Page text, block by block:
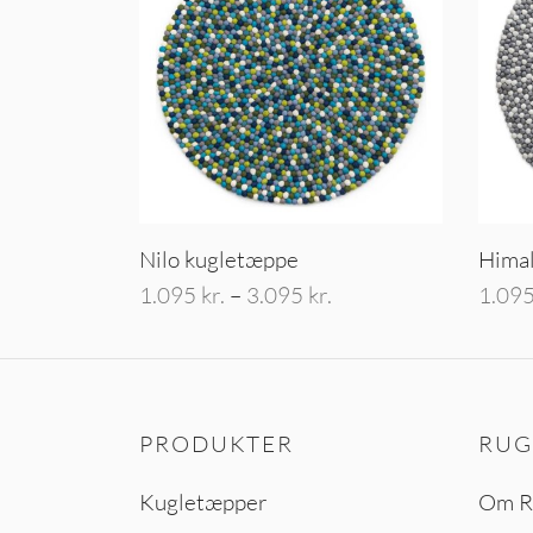
Nilo kugletæppe
1.095 kr. – 3.095 kr.
3.095 kr.
vare
1.095
PRODUKTER
Kugletæpper Om